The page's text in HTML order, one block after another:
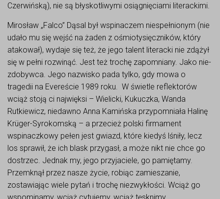
Czerwińską), nie są błyskotliwymi osiągnięciami literackimi.
Mirosław „Falco” Dąsal był wspinaczem niespełnionym (nie
udało mu się wejść na żaden z ośmiotysięczników, który
atakował), wydaje się też, że jego talent literacki nie zdążył
się w pełni rozwinąć. Jest też trochę zapomniany. Jako nie-
zdobywca. Jego nazwisko pada tylko, gdy mowa o
tragedii na Evereście 1989 roku. W świetle reflektorów
wciąż stoją ci najwięksi – Wielicki, Kukuczka, Wanda
Rutkiewicz, niedawno Anna Kamińska przypomniała Halinę
Krüger-Syrokomską – a przecież polski firmament
wspinaczkowy pełen jest gwiazd, które kiedyś lśniły, lecz
los sprawił, że ich blask przygasł, a może nikt nie chce go
dostrzec. Jednak my, jego przyjaciele, go pamiętamy.
Przemknął przez nasze życie, robiąc zamieszanie,
zostawiając wiele pytań i trochę niezwykłości. Wciąż go